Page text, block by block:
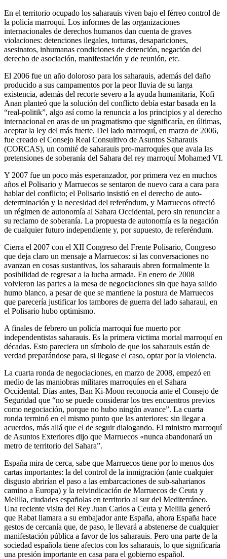
En el territorio ocupado los saharauis viven bajo el férreo control de
la policía marroquí. Los informes de las organizaciones
internacionales de derechos humanos dan cuenta de graves
violaciones: detenciones ilegales, torturas, desapariciones,
asesinatos, inhumanas condiciones de detención, negación del
derecho de asociación, manifestación y de reunión, etc.
El 2006 fue un año doloroso para los saharauis, además del daño
producido a sus campamentos por la peor lluvia de su larga
existencia, además del recorte severo a la ayuda humanitaria, Kofi
Anan planteó que la solución del conflicto debía estar basada en la
“real-politik”, algo así como la renuncia a los principios y al derecho
internacional en aras de un pragmatismo que significaría, en últimas,
aceptar la ley del más fuerte. Del lado marroquí, en marzo de 2006,
fue creado el Consejo Real Consultivo de Asuntos Saharauis
(CORCAS), un comité de saharauis pro-marroquíes que avala las
pretensiones de soberanía del Sahara del rey marroquí Mohamed VI.
Y 2007 fue un poco más esperanzador, por primera vez en muchos
años el Polisario y Marruecos se sentaron de nuevo cara a cara para
hablar del conflicto; el Polisario insistió en el derecho de auto-
determinación y la necesidad del referéndum, y Marruecos ofreció
un régimen de autonomía al Sahara Occidental, pero sin renunciar a
su reclamo de soberanía. La propuesta de autonomía es la negación
de cualquier futuro independiente y, por supuesto, de referéndum.
Cierra el 2007 con el XII Congreso del Frente Polisario, Congreso
que deja claro un mensaje a Marruecos: si las conversaciones no
avanzan en cosas sustantivas, los saharauis abren formalmente la
posibilidad de regresar a la lucha armada. En enero de 2008
volvieron las partes a la mesa de negociaciones sin que haya salido
humo blanco, a pesar de que se mantiene la postura de Marruecos
que parecería justificar los tambores de guerra del lado saharaui, en
el Polisario hubo optimismo.
A finales de febrero un policía marroquí fue muerto por
independentistas saharauis. Es la primera victima mortal marroquí en
décadas. Esto pareciera un símbolo de que los saharauis están de
verdad preparándose para, si llegase el caso, optar por la violencia.
La cuarta ronda de negociaciones, en marzo de 2008, empezó en
medio de las maniobras militares marroquíes en el Sahara
Occidental. Días antes, Ban Ki-Moon reconocía ante el Consejo de
Seguridad que “no se puede considerar los tres encuentros previos
como negociación, porque no hubo ningún avance”. La cuarta
ronda terminó en el mismo punto que las anteriores: sin llegar a
acuerdos, más allá que el de seguir dialogando. El ministro marroquí
de Asuntos Exteriores dijo que Marruecos «nunca abandonará un
metro de territorio del Sahara”.
España mira de cerca, sabe que Marruecos tiene por lo menos dos
cartas importantes: la del control de la inmigración (ante cualquier
disgusto abrirían el paso a las embarcaciones de sub-saharianos
camino a Europa) y la reivindicación de Marruecos de Ceuta y
Melilla, ciudades españolas en territorio al sur del Mediterráneo.
Una reciente visita del Rey Juan Carlos a Ceuta y Melilla generó
que Rabat llamara a su embajador ante España, ahora España hace
gestos de cercanía que, de paso, le llevará a abstenerse de cualquier
manifestación pública a favor de los saharauis. Pero una parte de la
sociedad española tiene afectos con los saharauis, lo que significaría
una presión importante en casa para el gobierno español.